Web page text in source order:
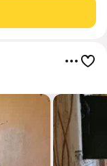
к дому